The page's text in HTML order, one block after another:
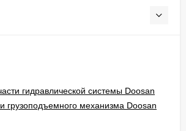
гидравлической системы Doosan
грузоподъемного механизма Doosan